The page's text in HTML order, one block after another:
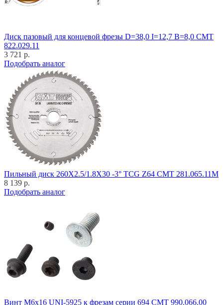
Диск пазовый для концевой фрезы D=38,0 I=12,7 B=8,0 CMT
822.029.11
3 721 р.
Подобрать аналог
Пильный диск 260X2.5/1.8X30 -3° TCG Z64 CMT 281.065.11M
8 139 р.
Подобрать аналог
Винт M6x16 UNI-5925 к фрезам серии 694 CMT 990.066.00